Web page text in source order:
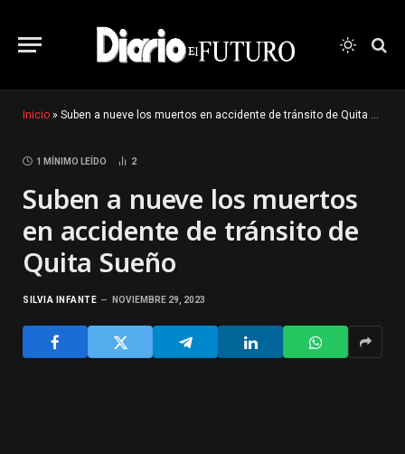
Inicio » Suben a nueve los muertos en accidente de tránsito de Quita Sueño
1 MÍNIMO LEÍDO 2
Suben a nueve los muertos
en accidente de tránsito de
Quita Sueño
SILVIA INFANTE NOVIEMBRE 29, 2023